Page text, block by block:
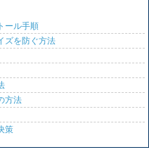
ール手順
ズを防ぐ方法
方法
策